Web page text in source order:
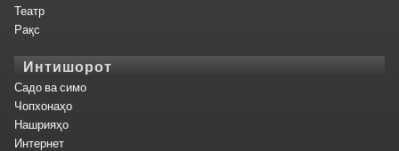
Театр
Рақс
Интишорот
Садо ва симо
Чопхонаҳо
Нашрияҳо
Интернет